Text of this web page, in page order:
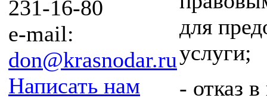
231-16-80
e-mail:
don@krasnodar.ru
Написать нам
для
услуги;
- отказ